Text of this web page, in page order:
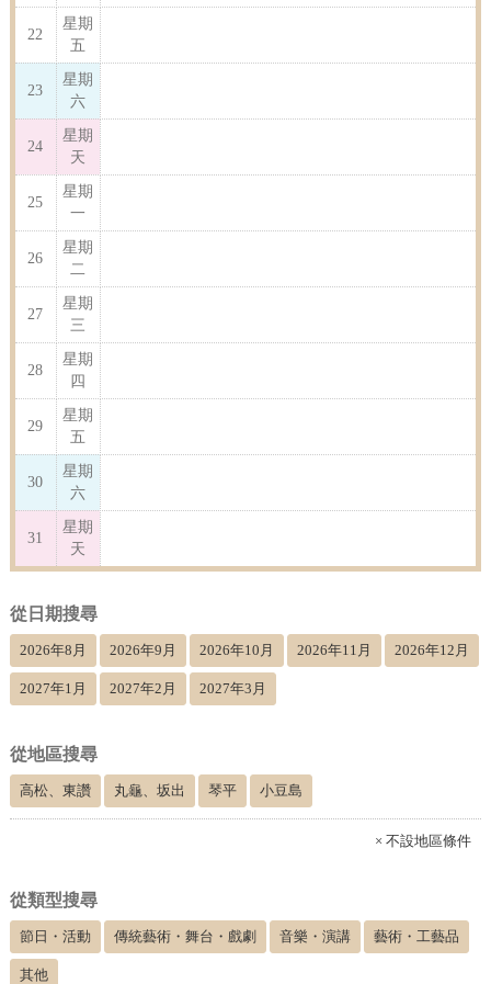
22
星期
五
23
星期
六
24
星期
天
25
星期
一
26
星期
二
27
星期
三
28
星期
四
29
星期
五
30
星期
六
31
星期
天
從日期搜尋
2026年8月 2026年9月 2026年10月 2026年11月 2026年12月
2027年1月 2027年2月 2027年3月
從地區搜尋
高松、東讚 丸龜、坂出 琴平 小豆島
× 不設地區條件
從類型搜尋
節日・活動 傳統藝術・舞台・戲劇 音樂・演講 藝術・工藝品
其他